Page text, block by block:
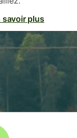
savoir plus